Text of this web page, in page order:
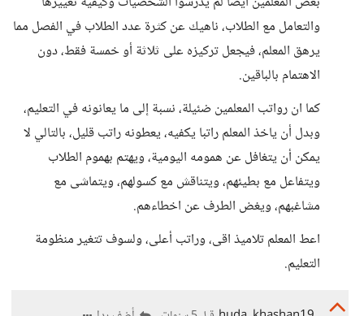
والتعامل مع الطلاب، ناهيك عن كثرة عدد الطلاب في الفصل مما
يرهق المعلم، فيجعل تركيزه على ثلاثة أو خمسة فقط، دون
الاهتمام بالباقين.
كما ان رواتب المعلمين ضئيلة، نسبة إلى ما يعانونه في التعليم،
وبدل أن ياخذ المعلم راتبا يكفيه، يعطونه راتب قليل، بالتالي لا
يمكن أن يتغافل عن همومه اليومية، ويهتم بهموم الطلاب
ويتفاعل مع بطيئهم، ويتناقش مع كسولهم، ويتماشى مع
مشاغبهم، ويغض الطرف عن اخطاءهم.
اعط المعلم تلاميذ اقى، وراتب أعلى، ولسوف تتغير منظومة
التعليم.